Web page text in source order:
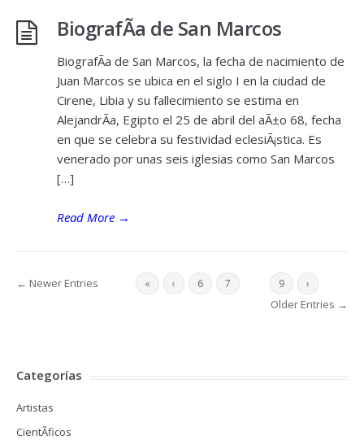
BiografÃ­a de San Marcos
BiografÃ­a de San Marcos, la fecha de nacimiento de
Juan Marcos se ubica en el siglo I en la ciudad de
Cirene, Libia y su fallecimiento se estima en
AlejandrÃ­a, Egipto el 25 de abril del aÃ±o 68, fecha
en que se celebra su festividad eclesiÃ¡stica. Es
venerado por unas seis iglesias como San Marcos
[…]
Read More →
← Newer Entries « ‹ 6 7 9 ›
Older Entries →
Categorías
Artistas
CientÃ­ficos